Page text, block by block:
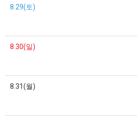
8.29(토)
8.30(일)
8.31(월)